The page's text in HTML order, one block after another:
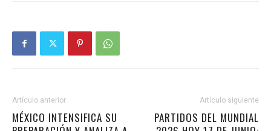
Artículo anterior
MÉXICO INTENSIFICA SU
Artículo siguiente
PARTIDOS DEL MUNDIAL